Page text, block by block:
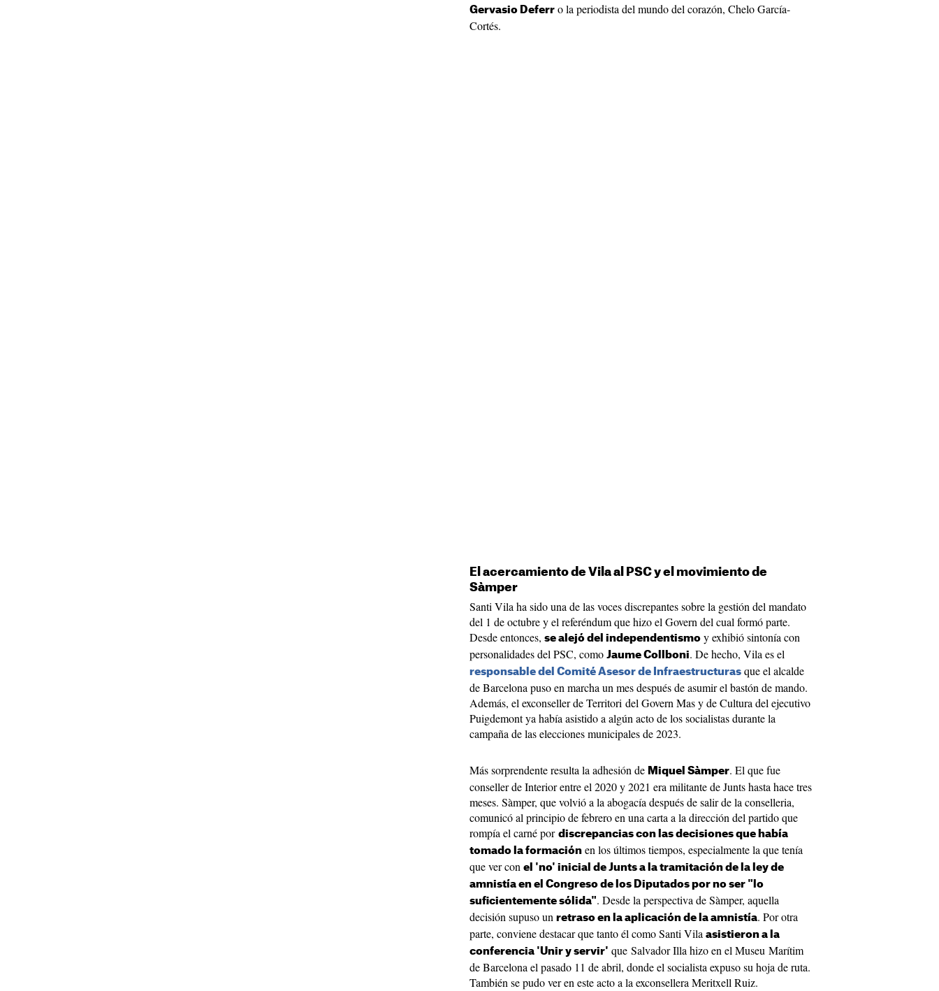
Gervasio Deferr o la periodista del mundo del corazón, Chelo García-
Cortés.
El acercamiento de Vila al PSC y el movimiento de
Sàmper
Santi Vila ha sido una de las voces discrepantes sobre la gestión del mandato
del 1 de octubre y el referéndum que hizo el Govern del cual formó parte.
Desde entonces, se alejó del independentismo y exhibió sintonía con
personalidades del PSC, como Jaume Collboni. De hecho, Vila es el
responsable del Comité Asesor de Infraestructuras que el alcalde
de Barcelona puso en marcha un mes después de asumir el bastón de mando.
Además, el exconseller de Territori del Govern Mas y de Cultura del ejecutivo
Puigdemont ya había asistido a algún acto de los socialistas durante la
campaña de las elecciones municipales de 2023.
Más sorprendente resulta la adhesión de Miquel Sàmper. El que fue
conseller de Interior entre el 2020 y 2021 era militante de Junts hasta hace tres
meses. Sàmper, que volvió a la abogacía después de salir de la conselleria,
comunicó al principio de febrero en una carta a la dirección del partido que
rompía el carné por discrepancias con las decisiones que había
tomado la formación en los últimos tiempos, especialmente la que tenía
que ver con el 'no' inicial de Junts a la tramitación de la ley de
amnistía en el Congreso de los Diputados por no ser "lo
suficientemente sólida". Desde la perspectiva de Sàmper, aquella
decisión supuso un retraso en la aplicación de la amnistía. Por otra
parte, conviene destacar que tanto él como Santi Vila asistieron a la
conferencia 'Unir y servir' que Salvador Illa hizo en el Museu Marítim
de Barcelona el pasado 11 de abril, donde el socialista expuso su hoja de ruta.
También se pudo ver en este acto a la exconsellera Meritxell Ruiz.